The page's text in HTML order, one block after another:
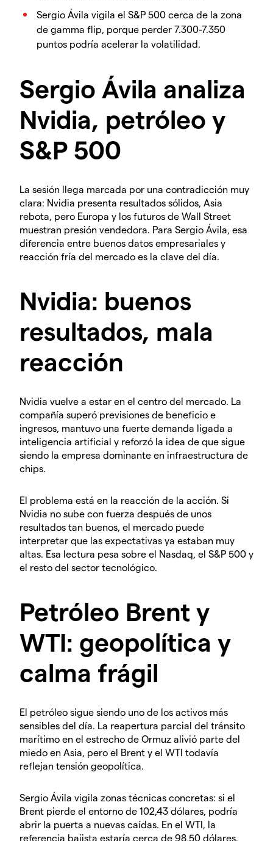
Sergio Ávila vigila el S&P 500 cerca de la zona
de gamma flip, porque perder 7.300-7.350
puntos podría acelerar la volatilidad.
Sergio Ávila analiza
Nvidia, petróleo y
S&P 500
La sesión llega marcada por una contradicción muy
clara: Nvidia presenta resultados sólidos, Asia
rebota, pero Europa y los futuros de Wall Street
muestran presión vendedora. Para Sergio Ávila, esa
diferencia entre buenos datos empresariales y
reacción fría del mercado es la clave del día.
Nvidia: buenos
resultados, mala
reacción
Nvidia vuelve a estar en el centro del mercado. La
compañía superó previsiones de beneficio e
ingresos, mantuvo una fuerte demanda ligada a
inteligencia artificial y reforzó la idea de que sigue
siendo la empresa dominante en infraestructura de
chips.
El problema está en la reacción de la acción. Si
Nvidia no sube con fuerza después de unos
resultados tan buenos, el mercado puede
interpretar que las expectativas ya estaban muy
altas. Esa lectura pesa sobre el Nasdaq, el S&P 500 y
el resto del sector tecnológico.
Petróleo Brent y
WTI: geopolítica y
calma frágil
El petróleo sigue siendo uno de los activos más
sensibles del día. La reapertura parcial del tránsito
marítimo en el estrecho de Ormuz alivió parte del
miedo en Asia, pero el Brent y el WTI todavía
reflejan tensión geopolítica.
Sergio Ávila vigila zonas técnicas concretas: si el
Brent pierde el entorno de 102,43 dólares, podría
abrir la puerta a nuevas caídas. En el WTI, la
referencia bajista estaría cerca de 98,50 dólares.